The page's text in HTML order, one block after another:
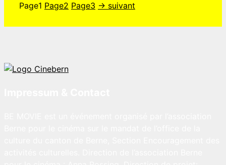
Page1 Page2 Page3 → suivant